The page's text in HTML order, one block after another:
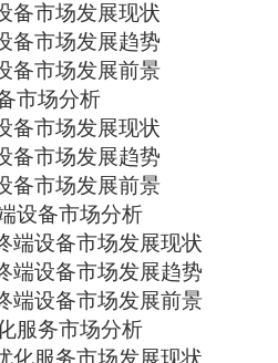
备市场发展现状
备市场发展趋势
备市场发展前景
市场分析
备市场发展现状
备市场发展趋势
备市场发展前景
设备市场分析
端设备市场发展现状
端设备市场发展趋势
端设备市场发展前景
服务市场分析
化服务市场发展现状